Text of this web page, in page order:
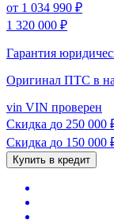
от 1 034 990 ₽
1 320 000 ₽
Гарантия
Оригинал ПТС в
vin VIN проверен
Скидка до 250 000
Скидка до 150 000
Купить в кредит